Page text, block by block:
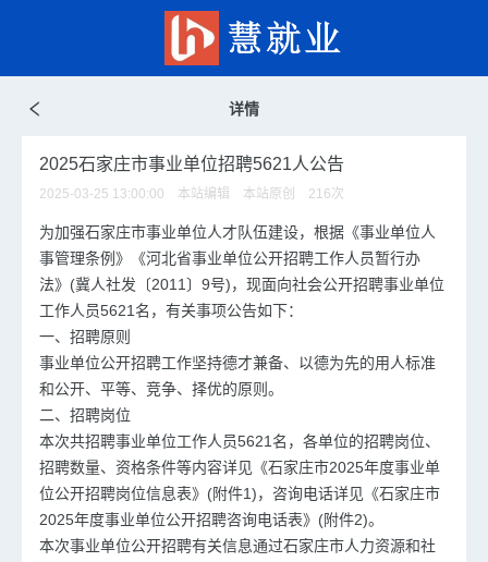
详情
2025石家庄市事业单位招聘5621人公告
2025-03-25 13:00:00 本站编辑 本站原创 216次
为加强石家庄市事业单位人才队伍建设，根据《事业单位人
事管理条例》《河北省事业单位公开招聘工作人员暂行办
法》(冀人社发〔2011〕9号)，现面向社会公开招聘事业单位
工作人员5621名，有关事项公告如下：
一、招聘原则
事业单位公开招聘工作坚持德才兼备、以德为先的用人标准
和公开、平等、竞争、择优的原则。
二、招聘岗位
本次共招聘事业单位工作人员5621名，各单位的招聘岗位、
招聘数量、资格条件等内容详见《石家庄市2025年度事业单
位公开招聘岗位信息表》(附件1)，咨询电话详见《石家庄市
2025年度事业单位公开招聘咨询电话表》(附件2)。
本次事业单位公开招聘有关信息通过石家庄市人力资源和社